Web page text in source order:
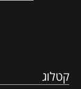
קטלוג